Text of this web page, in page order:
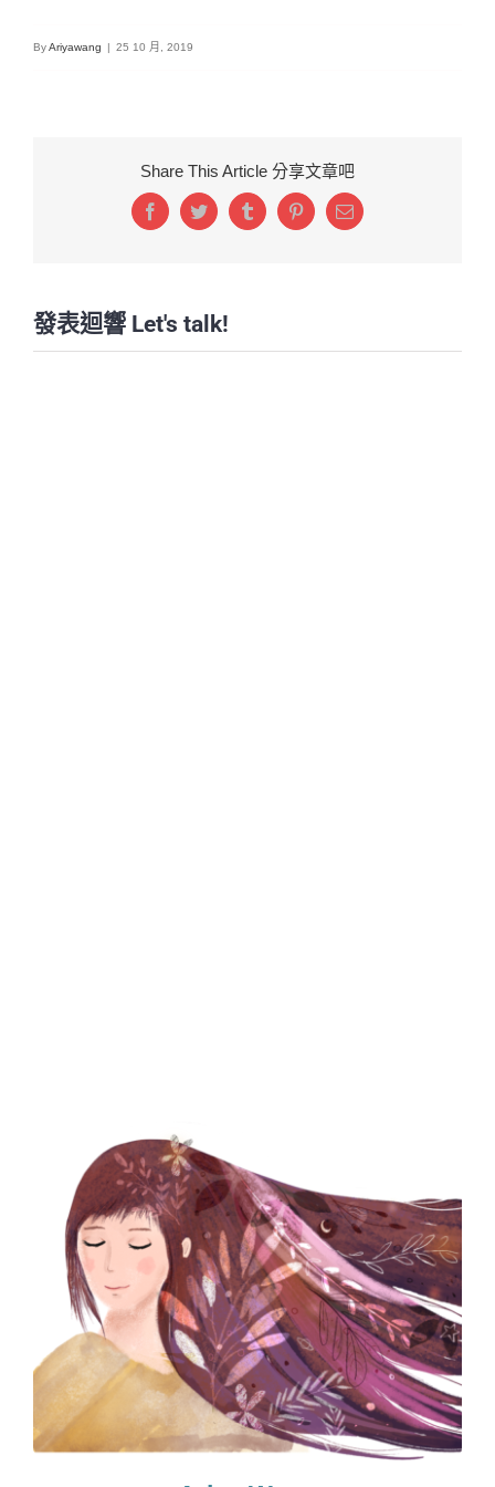
ByAriyawang | 25 10 月, 2019
Share This Article 分享文章吧
FacebookTwitterTumblrPinterestEmail:
發表迴響 Let's talk!